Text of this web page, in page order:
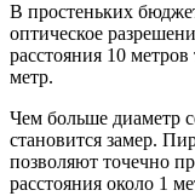
В простеньких
оптическое
расстояния 10
метр.
Чем больше диаметр
становится замер.
позволяют точечно
расстояния около 1